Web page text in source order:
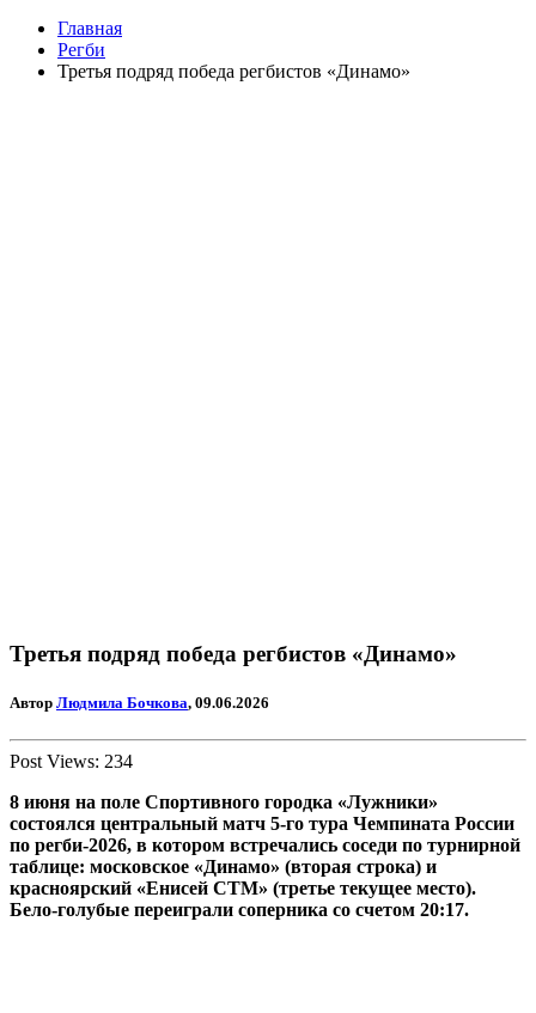
Главная
Регби
Третья подряд победа регбистов «Динамо»
Третья подряд победа регбистов «Динамо»
Автор Людмила Бочкова, 09.06.2026
Post Views: 234
8 июня на поле Спортивного городка «Лужники»
состоялся центральный матч 5-го тура Чемпината России
по регби-2026, в котором встречались соседи по турнирной
таблице: московское «Динамо» (вторая строка) и
красноярский «Енисей СТМ» (третье текущее место).
Бело-голубые переиграли соперника со счетом 20:17.